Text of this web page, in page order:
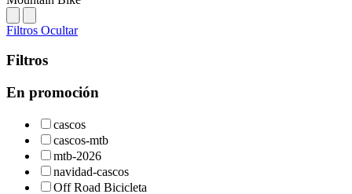
Filtros Ocultar
Filtros
En promoción
cascos
cascos-mtb
mtb-2026
navidad-cascos
Off Road Bicicleta